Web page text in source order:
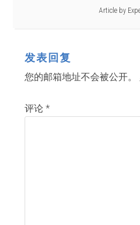
Article by
发表回复
您的邮箱地址不会被公开。
评论*